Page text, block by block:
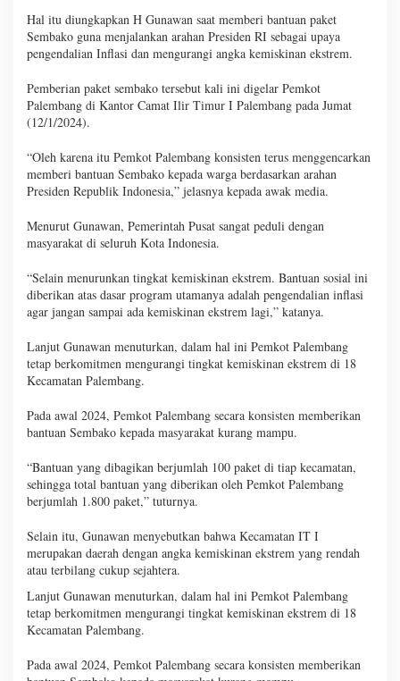
Hal itu diungkapkan H Gunawan saat memberi bantuan paket
Sembako guna menjalankan arahan Presiden RI sebagai upaya
pengendalian Inflasi dan mengurangi angka kemiskinan ekstrem.
Pemberian paket sembako tersebut kali ini digelar Pemkot
Palembang di Kantor Camat Ilir Timur I Palembang pada Jumat
(12/1/2024).
“Oleh karena itu Pemkot Palembang konsisten terus menggencarkan
memberi bantuan Sembako kepada warga berdasarkan arahan
Presiden Republik Indonesia,” jelasnya kepada awak media.
Menurut Gunawan, Pemerintah Pusat sangat peduli dengan
masyarakat di seluruh Kota Indonesia.
“Selain menurunkan tingkat kemiskinan ekstrem. Bantuan sosial ini
diberikan atas dasar program utamanya adalah pengendalian inflasi
agar jangan sampai ada kemiskinan ekstrem lagi,” katanya.
Lanjut Gunawan menuturkan, dalam hal ini Pemkot Palembang
tetap berkomitmen mengurangi tingkat kemiskinan ekstrem di 18
Kecamatan Palembang.
Pada awal 2024, Pemkot Palembang secara konsisten memberikan
bantuan Sembako kepada masyarakat kurang mampu.
“Bantuan yang dibagikan berjumlah 100 paket di tiap kecamatan,
sehingga total bantuan yang diberikan oleh Pemkot Palembang
berjumlah 1.800 paket,” tuturnya.
Selain itu, Gunawan menyebutkan bahwa Kecamatan IT I
merupakan daerah dengan angka kemiskinan ekstrem yang rendah
atau terbilang cukup sejahtera.
Lanjut Gunawan menuturkan, dalam hal ini Pemkot Palembang
tetap berkomitmen mengurangi tingkat kemiskinan ekstrem di 18
Kecamatan Palembang.
Pada awal 2024, Pemkot Palembang secara konsisten memberikan